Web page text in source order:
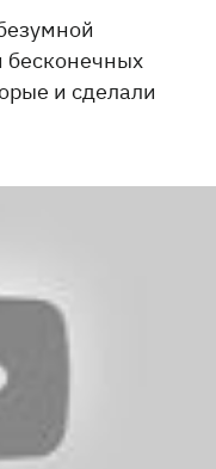
и сделали